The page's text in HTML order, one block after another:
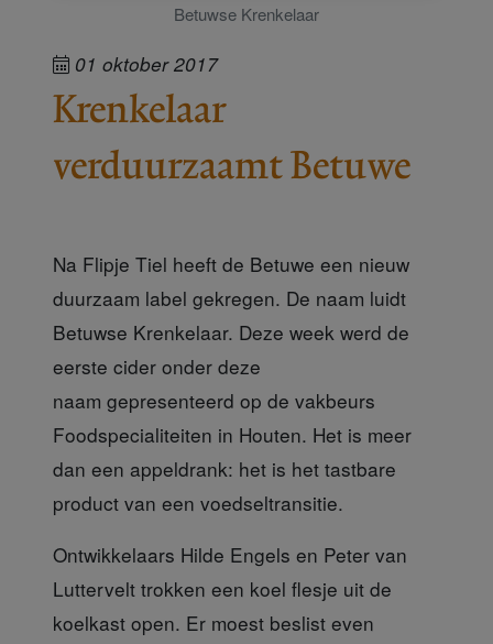
Betuwse Krenkelaar
01 oktober 2017
Krenkelaar
verduurzaamt Betuwe
Na Flipje Tiel heeft de Betuwe een nieuw
duurzaam label gekregen. De naam luidt
Betuwse Krenkelaar. Deze week werd de
eerste cider onder deze
naam gepresenteerd op de vakbeurs
Foodspecialiteiten in Houten. Het is meer
dan een appeldrank: het is het tastbare
product van een voedseltransitie.
Ontwikkelaars Hilde Engels en Peter van
Luttervelt trokken een koel flesje uit de
koelkast open. Er moest beslist even